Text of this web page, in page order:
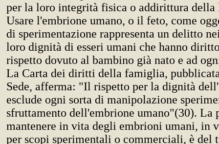
per la loro integrità fisica o addirittura della
Usare l'embrione umano, o il feto, come
di sperimentazione rappresenta un delitto
loro dignità di esseri umani che hanno
rispetto dovuto al bambino già nato e ad
La Carta dei diritti della famiglia,
Sede, afferma: "Il rispetto per la dignità
esclude ogni sorta di manipolazione
sfruttamento dell'embrione umano"(30). La
mantenere in vita degli embrioni umani, in
per scopi sperimentali o commerciali, è del